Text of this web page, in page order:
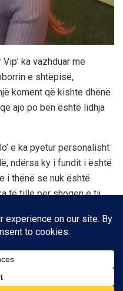
ka vazhduar me
e shtëpisë,
koment që kishte dhënë
ajo po bën është lidhja
e ka pyetur personalisht
ndërsa ky i fundit i është
i thënë se nuk është
të tillë për shoqen e tij,